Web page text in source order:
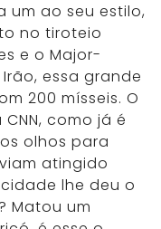
um ao seu estilo,
no tiroteio
e o Major-
essa grande
200 mísseis. O
como já é
olhos para
atingido
lhe deu o
Matou um